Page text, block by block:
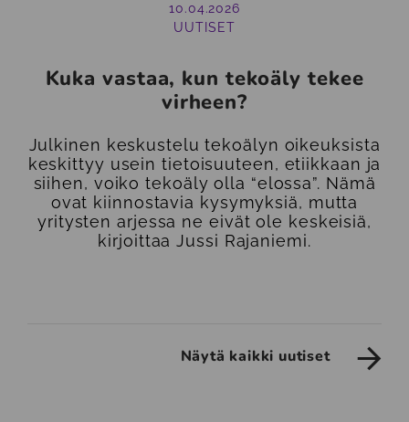
10.04.2026
UUTISET
Kuka vastaa, kun tekoäly tekee
virheen?
Julkinen keskustelu tekoälyn oikeuksista
keskittyy usein tietoisuuteen, etiikkaan ja
siihen, voiko tekoäly olla “elossa”. Nämä
ovat kiinnostavia kysymyksiä, mutta
yritysten arjessa ne eivät ole keskeisiä,
kirjoittaa Jussi Rajaniemi.
Näytä kaikki uutiset